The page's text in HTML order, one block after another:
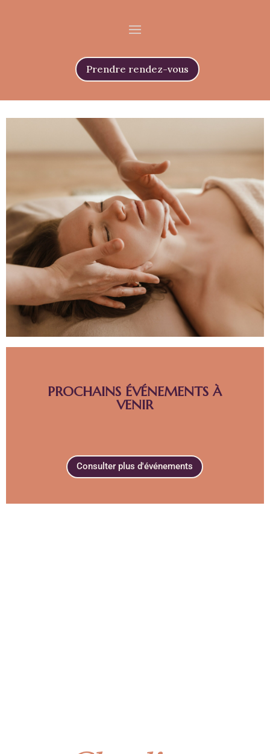
Prendre rendez-vous
PROCHAINS ÉVÉNEMENTS À
VENIR
Consulter plus d'événements